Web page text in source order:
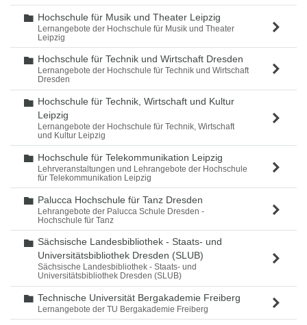
Ordner
Hochschule für Musik und Theater Leipzig
Lernangebote der Hochschule für Musik und Theater
Leipzig
Ordner
Hochschule für Technik und Wirtschaft Dresden
Lernangebote der Hochschule für Technik und Wirtschaft
Dresden
Ordner
Hochschule für Technik, Wirtschaft und Kultur
Leipzig
Lernangebote der Hochschule für Technik, Wirtschaft
und Kultur Leipzig
Ordner
Hochschule für Telekommunikation Leipzig
Lehrveranstaltungen und Lehrangebote der Hochschule
für Telekommunikation Leipzig
Ordner
Palucca Hochschule für Tanz Dresden
Lehrangebote der Palucca Schule Dresden -
Hochschule für Tanz
Ordner
Sächsische Landesbibliothek - Staats- und
Universitätsbibliothek Dresden (SLUB)
Sächsische Landesbibliothek - Staats- und
Universitätsbibliothek Dresden (SLUB)
Ordner
Technische Universität Bergakademie Freiberg
Lernangebote der TU Bergakademie Freiberg